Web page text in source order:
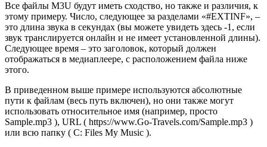
Все файлы M3U будут иметь сходство, но также и различия, к
этому примеру. Число, следующее за разделами «#EXTINF», –
это длина звука в секундах (вы можете увидеть здесь -1, если
звук транслируется онлайн и не имеет установленной длины).
Следующее время – это заголовок, который должен
отображаться в медиаплеере, с расположением файла ниже
этого.
В приведенном выше примере используются абсолютные
пути к файлам (весь путь включен), но они также могут
использовать относительное имя (например, просто
Sample.mp3 ), URL ( https://www.Go-Travels.com/Sample.mp3 )
или всю папку ( C: Files My Music ).